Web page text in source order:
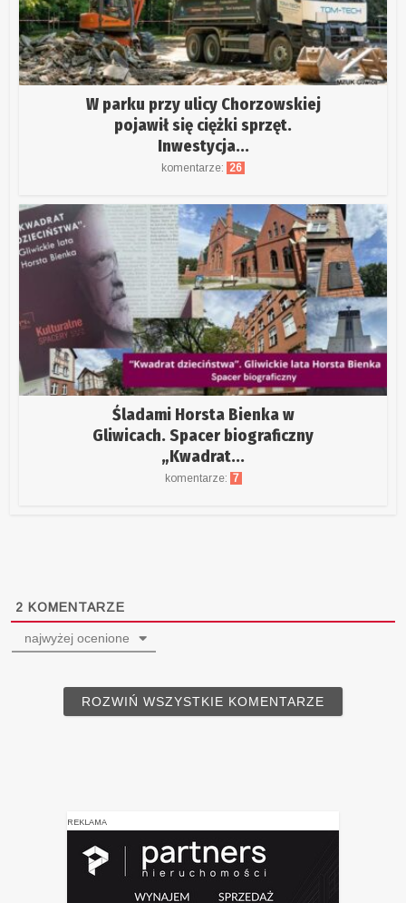
W parku przy ulicy Chorzowskiej
pojawił się ciężki sprzęt.
Inwestycja...
komentarze: 26
Śladami Horsta Bienka w
Gliwicach. Spacer biograficzny
„Kwadrat...
komentarze: 7
2 KOMENTARZE
najwyżej ocenione
ROZWIŃ WSZYSTKIE KOMENTARZE
REKLAMA